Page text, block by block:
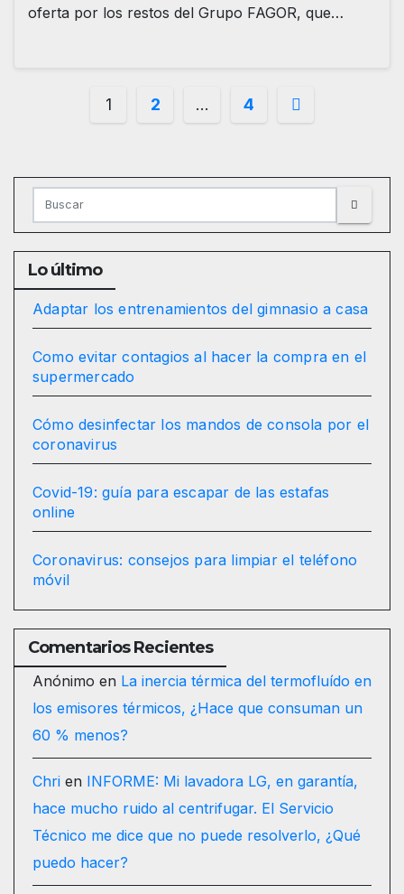
oferta por los restos del Grupo FAGOR, que…
Paginación
entradas
1 2 … 4
Lo último
Adaptar los entrenamientos del gimnasio a casa
Como evitar contagios al hacer la compra en el
supermercado
Cómo desinfectar los mandos de consola por el
coronavirus
Covid-19: guía para escapar de las estafas
online
Coronavirus: consejos para limpiar el teléfono
móvil
Comentarios Recientes
Anónimo en La inercia térmica del termofluído en
los emisores térmicos, ¿Hace que consuman un
60 % menos?
Chri en INFORME: Mi lavadora LG, en garantía,
hace mucho ruido al centrifugar. El Servicio
Técnico me dice que no puede resolverlo, ¿Qué
puedo hacer?